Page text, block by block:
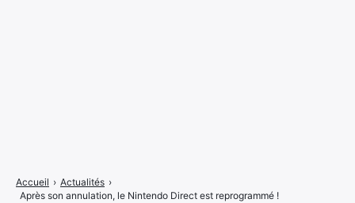
Accueil › Actualités ›
Après son annulation, le Nintendo Direct est reprogrammé !